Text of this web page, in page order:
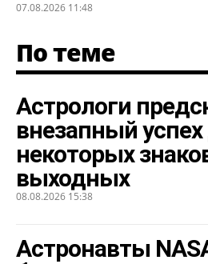
07.08.2026 11:48
По теме
Астрологи
внезапный
некоторых
выходных
08.08.2026 15:38
Астронавты